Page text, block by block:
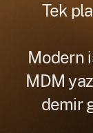
Tek
Modern
MDM
demir